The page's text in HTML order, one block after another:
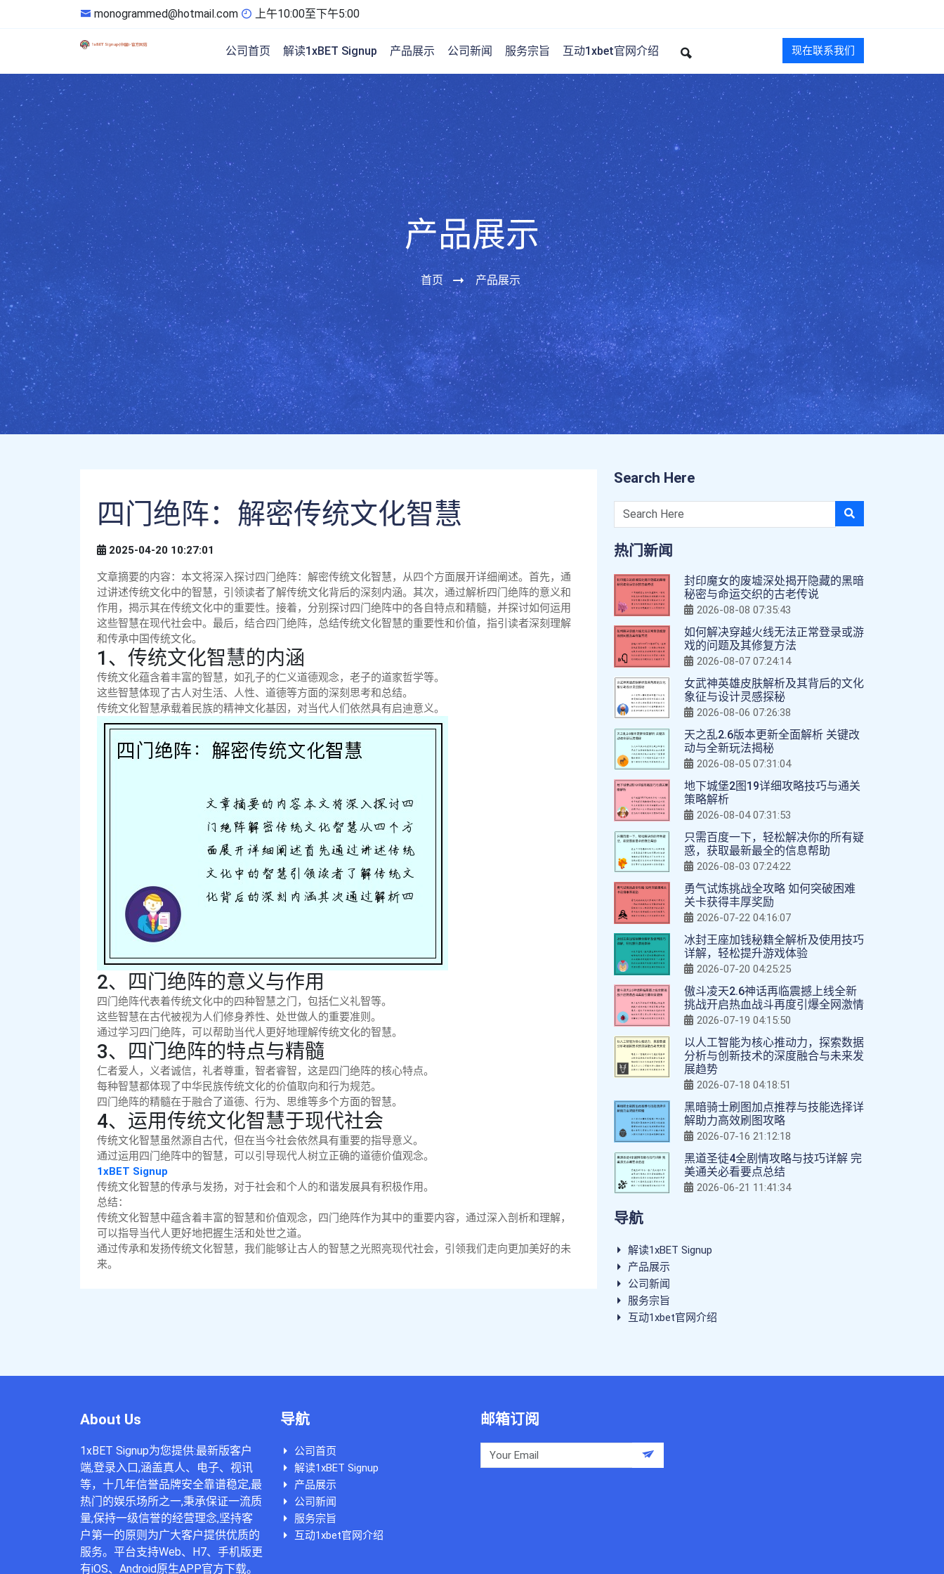
monogrammed@hotmail.com 上午10:00至下午5:00
公司首页 解读1xBET Signup 产品展示 公司新闻 服务宗旨 互动1xbet官网介绍 现在联系我们
产品展示
首页 产品展示
四门绝阵：解密传统文化智慧
2025-04-20 10:27:01
文章摘要的内容：本文将深入探讨四门绝阵：解密传统文化智慧，从四个方面展开详细阐述。首先，通
过讲述传统文化中的智慧，引领读者了解传统文化背后的深刻内涵。其次，通过解析四门绝阵的意义和
作用，揭示其在传统文化中的重要性。接着，分别探讨四门绝阵中的各自特点和精髓，并探讨如何运用
这些智慧在现代社会中。最后，结合四门绝阵，总结传统文化智慧的重要性和价值，指引读者深刻理解
和传承中国传统文化。
1、传统文化智慧的内涵
传统文化蕴含着丰富的智慧，如孔子的仁义道德观念，老子的道家哲学等。
这些智慧体现了古人对生活、人性、道德等方面的深刻思考和总结。
传统文化智慧承载着民族的精神文化基因，对当代人们依然具有启迪意义。
2、四门绝阵的意义与作用
四门绝阵代表着传统文化中的四种智慧之门，包括仁义礼智等。
这些智慧在古代被视为人们修身养性、处世做人的重要准则。
通过学习四门绝阵，可以帮助当代人更好地理解传统文化的智慧。
3、四门绝阵的特点与精髓
仁者爱人，义者诚信，礼者尊重，智者睿智，这是四门绝阵的核心特点。
每种智慧都体现了中华民族传统文化的价值取向和行为规范。
四门绝阵的精髓在于融合了道德、行为、思维等多个方面的智慧。
4、运用传统文化智慧于现代社会
传统文化智慧虽然源自古代，但在当今社会依然具有重要的指导意义。
通过运用四门绝阵中的智慧，可以引导现代人树立正确的道德价值观念。
1xBET Signup
传统文化智慧的传承与发扬，对于社会和个人的和谐发展具有积极作用。
总结：
传统文化智慧中蕴含着丰富的智慧和价值观念，四门绝阵作为其中的重要内容，通过深入剖析和理解，
可以指导当代人更好地把握生活和处世之道。
通过传承和发扬传统文化智慧，我们能够让古人的智慧之光照亮现代社会，引领我们走向更加美好的未
来。
Search Here
热门新闻
封印魔女的废墟深处揭开隐藏的黑暗
秘密与命运交织的古老传说
2026-08-08 07:35:43
如何解决穿越火线无法正常登录或游
戏的问题及其修复方法
2026-08-07 07:24:14
女武神英雄皮肤解析及其背后的文化
象征与设计灵感探秘
2026-08-06 07:26:38
天之乱2.6版本更新全面解析 关键改
动与全新玩法揭秘
2026-08-05 07:31:04
地下城堡2图19详细攻略技巧与通关
策略解析
2026-08-04 07:31:53
只需百度一下，轻松解决你的所有疑
惑，获取最新最全的信息帮助
2026-08-03 07:24:22
勇气试炼挑战全攻略 如何突破困难
关卡获得丰厚奖励
2026-07-22 04:16:07
冰封王座加钱秘籍全解析及使用技巧
详解，轻松提升游戏体验
2026-07-20 04:25:25
傲斗凌天2.6神话再临震撼上线全新
挑战开启热血战斗再度引爆全网激情
2026-07-19 04:15:50
以人工智能为核心推动力，探索数据
分析与创新技术的深度融合与未来发
展趋势
2026-07-18 04:18:51
黑暗骑士刷图加点推荐与技能选择详
解助力高效刷图攻略
2026-07-16 21:12:18
黑道圣徒4全剧情攻略与技巧详解 完
美通关必看要点总结
2026-06-21 11:41:34
导航
解读1xBET Signup
产品展示
公司新闻
服务宗旨
互动1xbet官网介绍
About Us
1xBET Signup为您提供:最新版客户
端,登录入口,涵盖真人、电子、视讯
等，十几年信誉品牌安全靠谱稳定,最
热门的娱乐场所之一,秉承保证一流质
量,保持一级信誉的经营理念,坚持客
户第一的原则为广大客户提供优质的
服务。平台支持Web、H7、手机版更
有iOS、Android原生APP官方下载。
导航
公司首页
解读1xBET Signup
产品展示
公司新闻
服务宗旨
互动1xbet官网介绍
邮箱订阅